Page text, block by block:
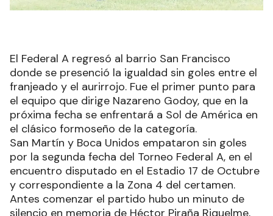
El Federal A regresó al barrio San Francisco
donde se presenció la igualdad sin goles entre el
franjeado y el aurirrojo. Fue el primer punto para
el equipo que dirige Nazareno Godoy, que en la
próxima fecha se enfrentará a Sol de América en
el clásico formoseño de la categoría.
San Martín y Boca Unidos empataron sin goles
por la segunda fecha del Torneo Federal A, en el
encuentro disputado en el Estadio 17 de Octubre
y correspondiente a la Zona 4 del certamen.
Antes comenzar el partido hubo un minuto de
silencio en memoria de Héctor Piraña Riquelme,